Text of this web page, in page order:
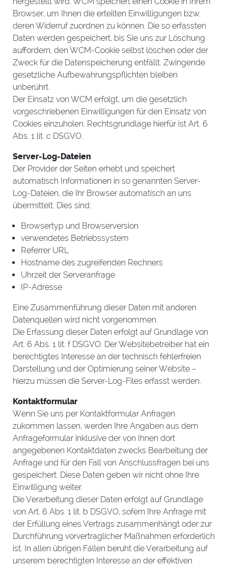
Browser, um Ihnen die erteilten Einwilligungen bzw.
deren Widerruf zuordnen zu können. Die so erfassten
Daten werden gespeichert, bis Sie uns zur Löschung
auffordern, den WCM-Cookie selbst löschen oder der
Zweck für die Datenspeicherung entfällt. Zwingende
gesetzliche Aufbewahrungspflichten bleiben
unberührt.
Der Einsatz von WCM erfolgt, um die gesetzlich
vorgeschriebenen Einwilligungen für den Einsatz von
Cookies einzuholen. Rechtsgrundlage hierfür ist Art. 6
Abs. 1 lit. c DSGVO.
Server-Log-Dateien
Der Provider der Seiten erhebt und speichert
automatisch Informationen in so genannten Server-
Log-Dateien, die Ihr Browser automatisch an uns
übermittelt. Dies sind:
Browsertyp und Browserversion
verwendetes Betriebssystem
Referrer URL
Hostname des zugreifenden Rechners
Uhrzeit der Serveranfrage
IP-Adresse
Eine Zusammenführung dieser Daten mit anderen
Datenquellen wird nicht vorgenommen.
Die Erfassung dieser Daten erfolgt auf Grundlage von
Art. 6 Abs. 1 lit. f DSGVO. Der Websitebetreiber hat ein
berechtigtes Interesse an der technisch fehlerfreien
Darstellung und der Optimierung seiner Website –
hierzu müssen die Server-Log-Files erfasst werden.
Kontaktformular
Wenn Sie uns per Kontaktformular Anfragen
zukommen lassen, werden Ihre Angaben aus dem
Anfrageformular inklusive der von Ihnen dort
angegebenen Kontaktdaten zwecks Bearbeitung der
Anfrage und für den Fall von Anschlussfragen bei uns
gespeichert. Diese Daten geben wir nicht ohne Ihre
Einwilligung weiter.
Die Verarbeitung dieser Daten erfolgt auf Grundlage
von Art. 6 Abs. 1 lit. b DSGVO, sofern Ihre Anfrage mit
der Erfüllung eines Vertrags zusammenhängt oder zur
Durchführung vorvertraglicher Maßnahmen erforderlich
ist. In allen übrigen Fällen beruht die Verarbeitung auf
unserem berechtigten Interesse an der effektiven